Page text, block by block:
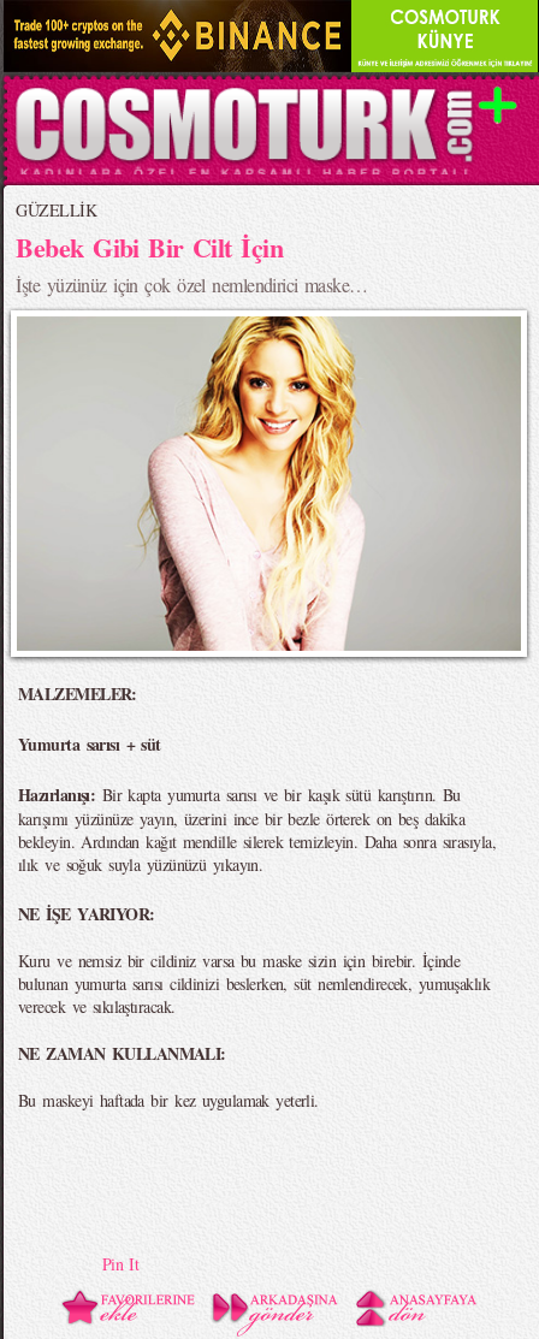
GÜZELLİK
Bebek Gibi Bir Cilt İçin
İşte yüzünüz için çok özel nemlendirici maske…
MALZEMELER:
Yumurta sarısı + süt
Hazırlanışı: Bir kapta yumurta sarısı ve bir kaşık sütü karıştırın. Bu
karışımı yüzünüze yayın, üzerini ince bir bezle örterek on beş dakika
bekleyin. Ardından kağıt mendille silerek temizleyin. Daha sonra sırasıyla,
ılık ve soğuk suyla yüzünüzü yıkayın.
NE İŞE YARIYOR:
Kuru ve nemsiz bir cildiniz varsa bu maske sizin için birebir. İçinde
bulunan yumurta sarısı cildinizi beslerken, süt nemlendirecek, yumuşaklık
verecek ve sıkılaştıracak.
NE ZAMAN KULLANMALI:
Bu maskeyi haftada bir kez uygulamak yeterli.
Pin It